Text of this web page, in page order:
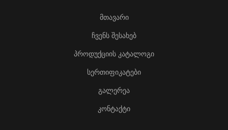
მთავარი
ჩვენს შესახებ
პროდუქციის კატალოგი
სერთიფიკატები
გალერეა
კონტაქტი